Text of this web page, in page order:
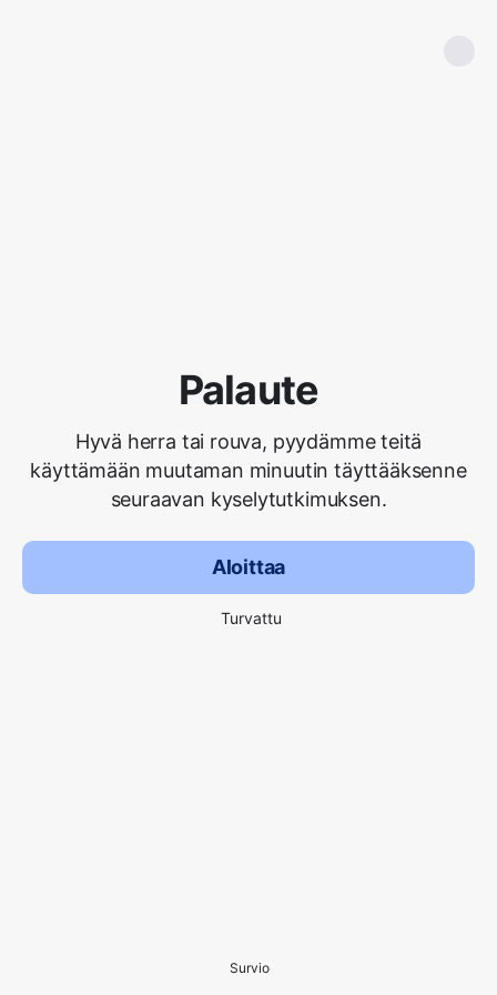
Palaute
Hyvä herra tai rouva, pyydämme teitä
käyttämään muutaman minuutin täyttääksenne
seuraavan kyselytutkimuksen.
Aloittaa
Turvattu
Survio